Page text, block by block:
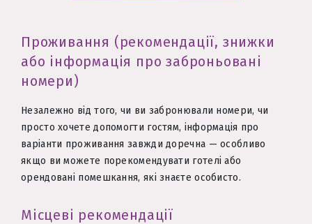
Проживання (рекомендації, знижки
або інформація про заброньовані
номери)
Незалежно від того, чи ви забронювали номери, чи
просто хочете допомогти гостям, інформація про
варіанти проживання завжди доречна — особливо
якщо ви можете порекомендувати готелі або
орендовані помешкання, які знаєте особисто.
Місцеві рекомендації